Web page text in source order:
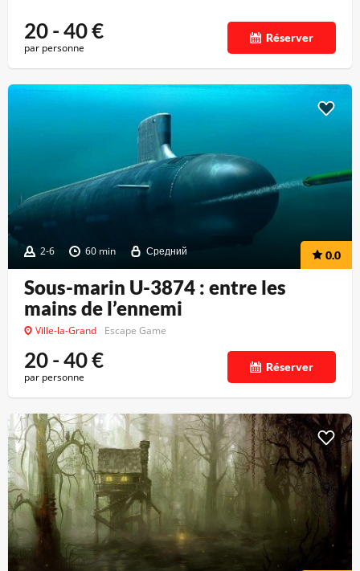
20 - 40€
par personne
Réserver
2-6 60 min Средний 0.0
Sous-marin U-3874 : entre les
mains de l’ennemi
Ville-la-Grand Escape Game
20 - 40€
par personne
Réserver